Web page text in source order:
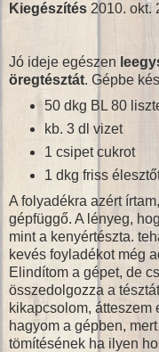
Kiegészítés 2010. okt.
Jó ideje egészen
öregtésztát. Gépbe
50 dkg BL 80
kb. 3 dl vizet
1 csipet cukrot
1 dkg friss
A folyadékra azért
gépfüggő. A lényeg,
mint a kenyértészta.
kevés foyladékot még
Elindítom a gépet, de
összedolgozza a
kikapcsolom, átteszem
hagyom a gépben,
tömítésének ha ilyen